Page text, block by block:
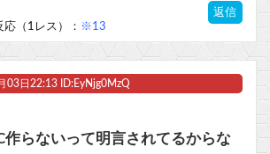
返信
（1レス）： ※13
03日22:13 ID:EyNjg0MzQ
作らないって明言されてるからな